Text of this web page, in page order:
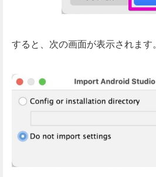
すると、次の画面が表示されます。